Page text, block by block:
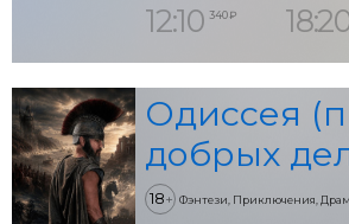
12:10 340 ₽
Одиссея
добрых
18+ Фэнтези, Приключения,